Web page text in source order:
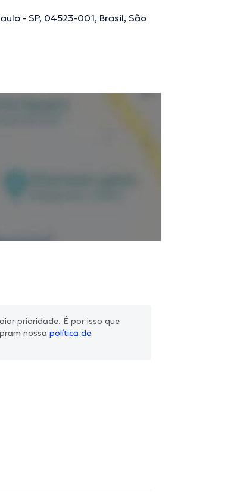
verificadas.
- SP, 04523-001, Brasil, São
prioridade. É por isso que
nossa política de